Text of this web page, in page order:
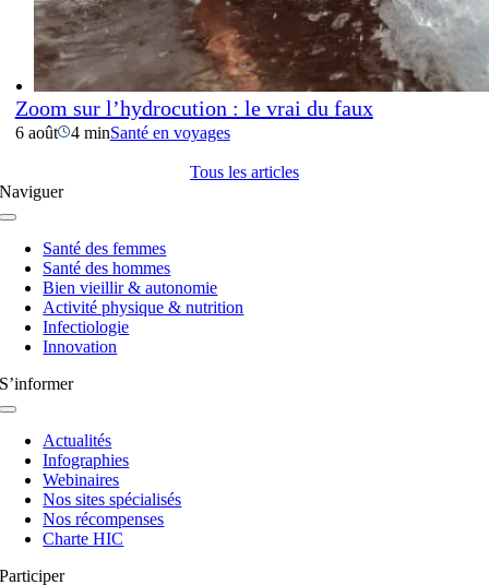
Zoom sur l’hydrocution : le vrai du faux
6 août 4 minSanté en voyages
Tous les articles
Naviguer
Navigation
basculeSanté des femmes
Santé des hommes
Bien vieillir & autonomie
Activité physique & nutrition
Infectiologie
Innovation
S’informer
Navigation
basculeActualités
Infographies
Webinaires
Nos sites spécialisés
Nos récompenses
Charte HIC
Participer